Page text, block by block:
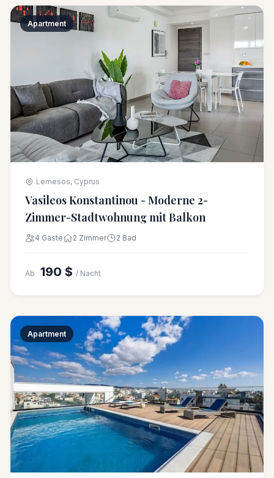
Apartment
Lemesos, Cyprus
Vasileos Konstantinou - Moderne 2-
Zimmer-Stadtwohnung mit Balkon
4 Gäste 2 Zimmer 2 Bad
Ab 190 $ / Nacht
Apartment